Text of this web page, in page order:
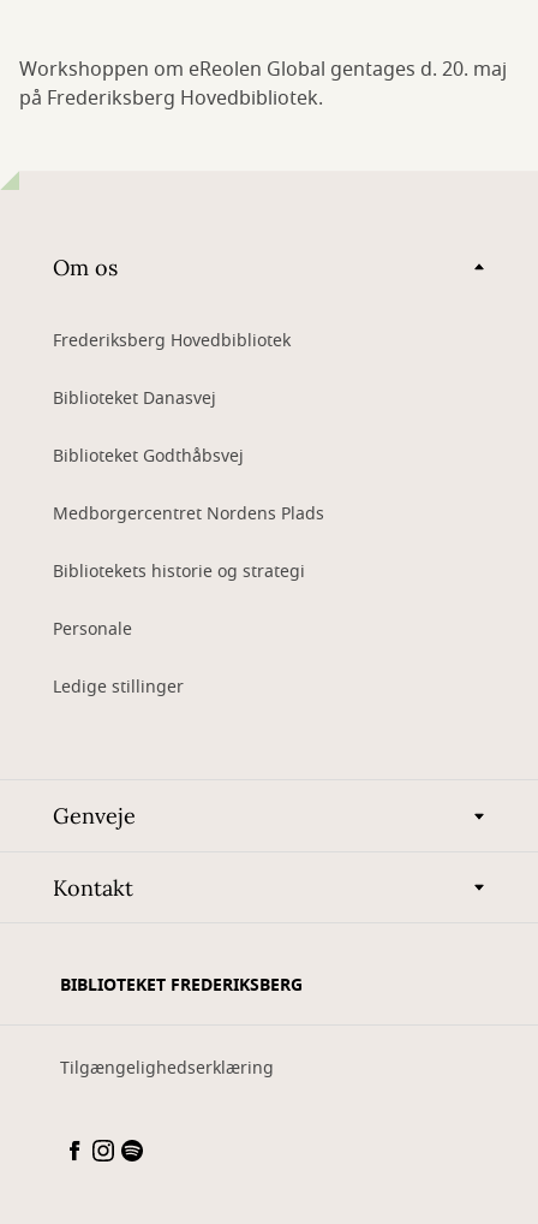
Workshoppen om eReolen Global gentages d. 20. maj
på Frederiksberg Hovedbibliotek.
Om os
Frederiksberg Hovedbibliotek
Biblioteket Danasvej
Biblioteket Godthåbsvej
Medborgercentret Nordens Plads
Bibliotekets historie og strategi
Personale
Ledige stillinger
Genveje
Kontakt
BIBLIOTEKET FREDERIKSBERG
Tilgængelighedserklæring